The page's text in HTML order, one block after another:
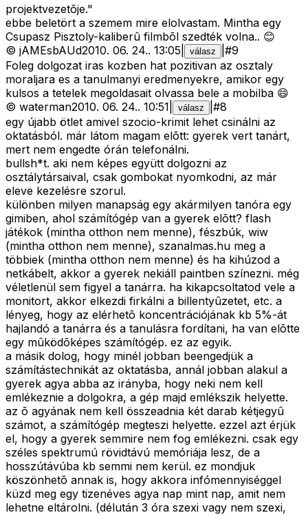
projektvezetõje."
ebbe beletört a szemem mire elolvastam. Mintha egy
Csupasz Pisztoly-kaliberû filmbõl szedték volna.. 😊
© jAMEsbAUd2010. 06. 24.. 13:05 válasz #9
Foleg dolgozat iras kozben hat pozitivan az osztaly
moraljara es a tanulmanyi eredmenyekre, amikor egy
kulsos a tetelek megoldasait olvassa bele a mobilba 😄
© waterman2010. 06. 24.. 10:51 válasz #8
egy újabb ötlet amivel szocio-krimit lehet csinálni az
oktatásból. már látom magam elõtt: gyerek vert tanárt,
mert nem engedte órán telefonálni.
bullsh*t. aki nem képes együtt dolgozni az
osztálytársaival, csak gombokat nyomkodni, az már
eleve kezelésre szorul.
különben milyen manapság egy akármilyen tanóra egy
gimiben, ahol számítógép van a gyerek elõtt? flash
játékok (mintha otthon nem menne), fészbúk, wiw
(mintha otthon nem menne), szanalmas.hu meg a
többiek (mintha otthon nem menne) és ha kihúzod a
netkábelt, akkor a gyerek nekiáll paintben színezni. még
véletlenül sem figyel a tanárra. ha kikapcsoltatod vele a
monitort, akkor elkezdi firkálni a billentyûzetet, etc. a
lényeg, hogy az elérhetõ koncentrációjának kb 5%-át
hajlandó a tanárra és a tanulásra fordítani, ha van elõtte
egy mûködõképes számítógép. ez az egyik.
a másik dolog, hogy minél jobban beengedjük a
számítástechnikát az oktatásba, annál jobban alakul a
gyerek agya abba az irányba, hogy neki nem kell
emlékeznie a dolgokra, a gép majd emlékszik helyette.
az õ agyának nem kell összeadnia két darab kétjegyû
számot, a számítógép megteszi helyette. ezzel azt érjük
el, hogy a gyerek semmire nem fog emlékezni. csak egy
széles spektrumú rövidtávú memóriája lesz, de a
hosszútávúba kb semmi nem kerül. ez mondjuk
köszönhetõ annak is, hogy akkora infómennyiséggel
küzd meg egy tizenéves agya nap mint nap, amit nem
lehetne eltárolni. (délután 3 óra szexi vagy nem szexi,